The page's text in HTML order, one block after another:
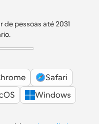
de pessoas até 2031
Safari
Windows